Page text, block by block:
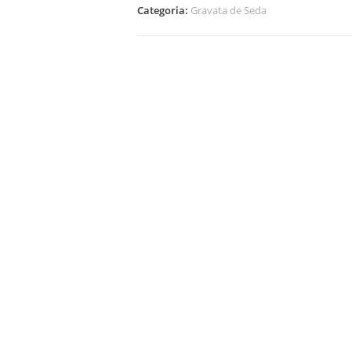
Categoria: Gravata de Seda